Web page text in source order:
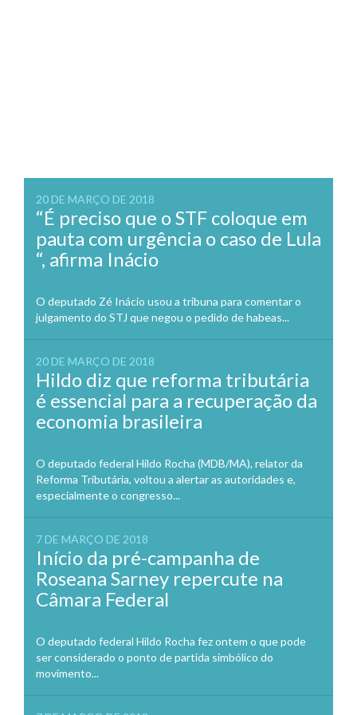
20 DE MARÇO DE 2018
“É preciso que o STF coloque em
pauta com urgência o caso de Lula
“, afirma Inácio
O deputado Zé Inácio usou a tribuna para comentar o
julgamento do STJ que negou o pedido de habeas...
20 DE MARÇO DE 2018
Hildo diz que reforma tributária
é essencial para a recuperação da
economia brasileira
O deputado federal Hildo Rocha (MDB/MA), relator da
Reforma Tributária, voltou a alertar as autoridades e,
especialmente o congresso...
7 DE MARÇO DE 2018
Início da pré-campanha de
Roseana Sarney repercute na
Câmara Federal
O deputado federal Hildo Rocha fez ontem o que pode
ser considerado o ponto de partida simbólico do
movimento...